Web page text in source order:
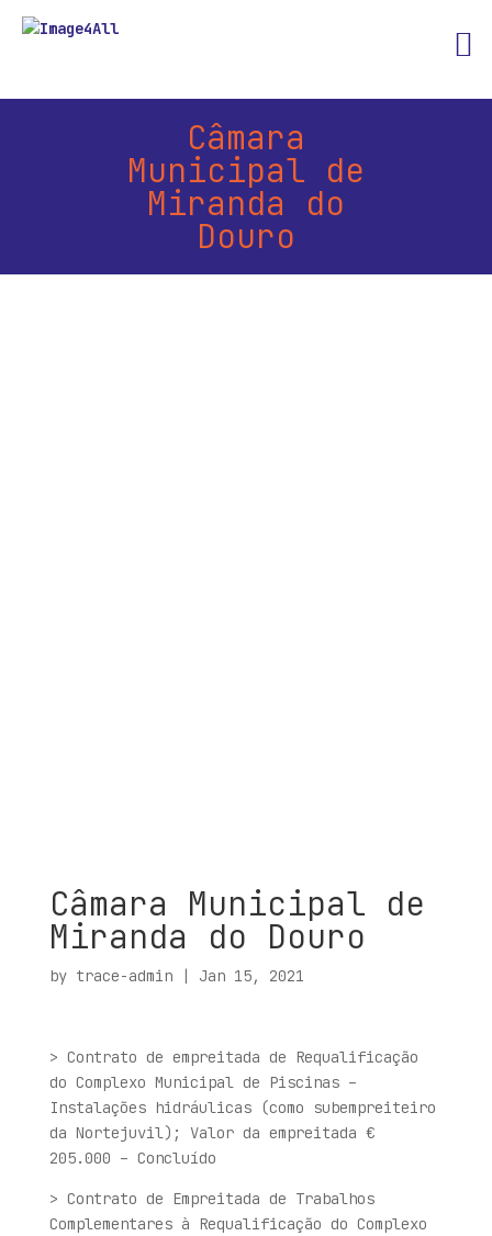
Câmara
Municipal de
Miranda do
Douro
Câmara Municipal de
Miranda do Douro
by trace-admin| Jan 15, 2021
> Contrato de empreitada de Requalificação
do Complexo Municipal de Piscinas –
Instalações hidráulicas (como subempreiteiro
da Nortejuvil); Valor da empreitada €
205.000 – Concluído
> Contrato de Empreitada de Trabalhos
Complementares à Requalificação do Complexo